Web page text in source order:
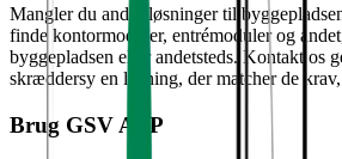
Mangler du andre løsninger til
finde kontormoduler, entrémoduler og
byggepladsen eller andetsteds. Kontakt os
skræddersy en løsning, der matcher de
Brug GSV APP